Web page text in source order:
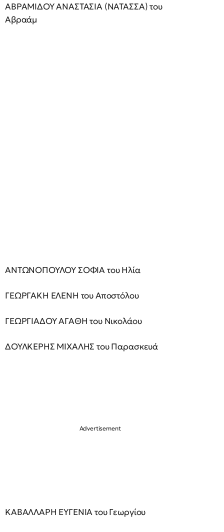
ΑΒΡΑΜΙΔΟΥ ΑΝΑΣΤΑΣΙΑ (ΝΑΤΑΣΣΑ) του
Αβραάμ
ΑΝΤΩΝΟΠΟΥΛΟΥ ΣΟΦΙΑ του Ηλία
ΓΕΩΡΓΑΚΗ ΕΛΕΝΗ του Αποστόλου
ΓΕΩΡΓΙΑΔΟΥ ΑΓΑΘΗ του Νικολάου
ΔΟΥΛΚΕΡΗΣ ΜΙΧΑΛΗΣ του Παρασκευά
ΚΑΒΑΛΛΑΡΗ ΕΥΓΕΝΙΑ του Γεωργίου